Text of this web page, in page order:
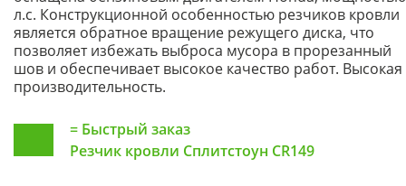
л.с. Конструкционной особенностью резчиков кровли
является обратное вращение режущего диска, что
позволяет избежать выброса мусора в прорезанный
шов и обеспечивает высокое качество работ. Высокая
производительность.
= Быстрый заказ
Резчик кровли Сплитстоун CR149